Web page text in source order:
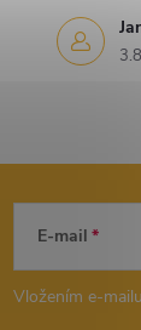
E-mail
Vložením e-